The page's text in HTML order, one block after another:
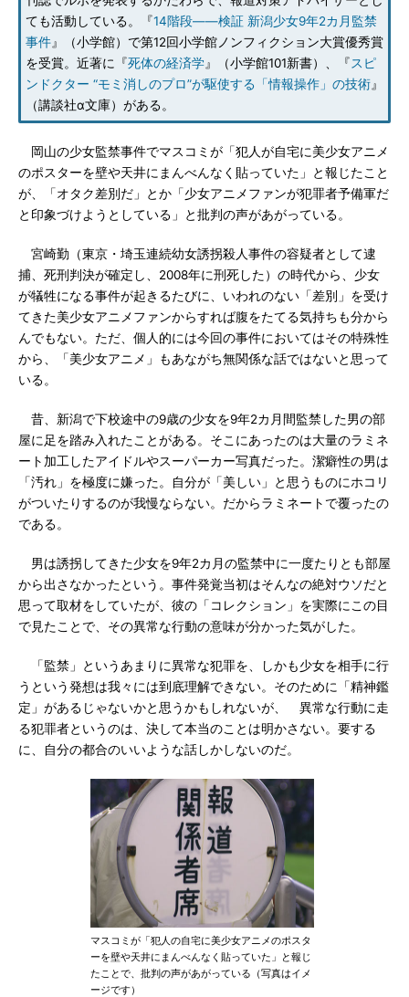
ても活動している。『14階段――検証 新潟少女9年2カ月監禁
事件』（小学館）で第12回小学館ノンフィクション大賞優秀賞
を受賞。近著に『死体の経済学』（小学館101新書）、『スピ
ンドクター “モミ消しのプロ”が駆使する「情報操作」の技術』
（講談社α文庫）がある。
岡山の少女監禁事件でマスコミが「犯人が自宅に美少女アニメ
のポスターを壁や天井にまんべんなく貼っていた」と報じたこと
が、「オタク差別だ」とか「少女アニメファンが犯罪者予備軍だ
と印象づけようとしている」と批判の声があがっている。
宮崎勤（東京・埼玉連続幼女誘拐殺人事件の容疑者として逮
捕、死刑判決が確定し、2008年に刑死した）の時代から、少女
が犠牲になる事件が起きるたびに、いわれのない「差別」を受け
てきた美少女アニメファンからすれば腹をたてる気持ちも分から
んでもない。ただ、個人的には今回の事件においてはその特殊性
から、「美少女アニメ」もあながち無関係な話ではないと思って
いる。
昔、新潟で下校途中の9歳の少女を9年2カ月間監禁した男の部
屋に足を踏み入れたことがある。そこにあったのは大量のラミネ
ート加工したアイドルやスーパーカー写真だった。潔癖性の男は
「汚れ」を極度に嫌った。自分が「美しい」と思うものにホコリ
がついたりするのが我慢ならない。だからラミネートで覆ったの
である。
男は誘拐してきた少女を9年2カ月の監禁中に一度たりとも部屋
から出さなかったという。事件発覚当初はそんなの絶対ウソだと
思って取材をしていたが、彼の「コレクション」を実際にこの目
で見たことで、その異常な行動の意味が分かった気がした。
「監禁」というあまりに異常な犯罪を、しかも少女を相手に行
うという発想は我々には到底理解できない。そのために「精神鑑
定」があるじゃないかと思うかもしれないが、 異常な行動に走
る犯罪者というのは、決して本当のことは明かさない。要する
に、自分の都合のいいような話しかしないのだ。
マスコミが「犯人の自宅に美少女アニメのポスタ
ーを壁や天井にまんべんなく貼っていた」と報じ
たことで、批判の声があがっている（写真はイメ
ージです）